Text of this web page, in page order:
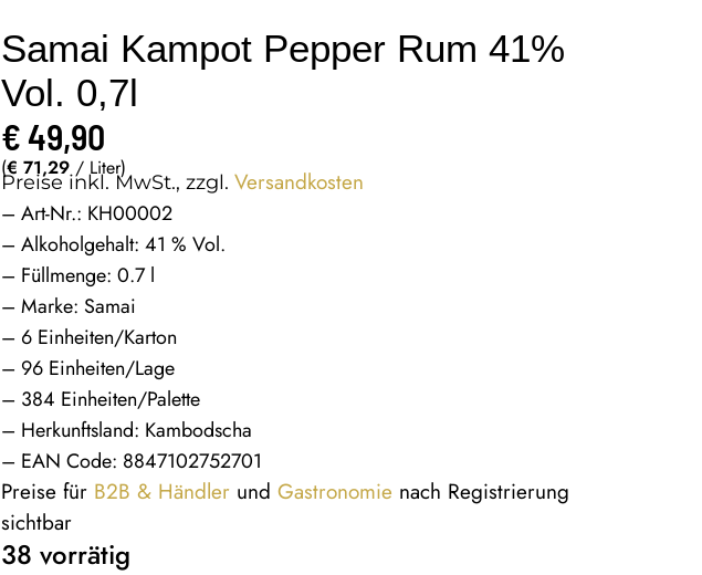
Samai Kampot Pepper Rum 41%
Vol. 0,7l
€49,90
(€ 71,29 / Liter)
Preise inkl. MwSt., zzgl.Versandkosten
– Art-Nr.: KH00002
– Alkoholgehalt: 41 % Vol.
– Füllmenge: 0.7 l
– Marke: Samai
– 6 Einheiten/Karton
– 96 Einheiten/Lage
– 384 Einheiten/Palette
– Herkunftsland: Kambodscha
– EAN Code: 8847102752701
Preise für B2B & Händler undGastronomie nach Registrierung
sichtbar
38 vorrätig